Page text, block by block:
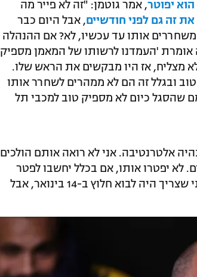
יפוטר, אמר גוטמן: "זה לא פייר מה
את זה גם לפני חודשיים, אבל היום כבר
אותו עד עכשיו, לא? אם ההנהלה
'העמדנו לרשותו של המאמן מספיק
מצליח, אז היו מבקשים את הראש שלו.
ובגלל זה הם לא ממהרים לשחרר אותו
שהסגל כיום לא מספיק טוב למכבי תל
אלטרנטיבה. אני לא רואה אותם הולכים
לא יפטרו אותו, אם בכלל יחשבו לפטר
אותו, כל עוד לא תהיה להם אלטרנטיבה. אני גם חשבתי שצריך היה לבוא חלוץ ב-14 בינואר, אבל